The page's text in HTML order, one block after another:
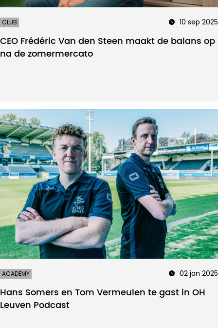
CLUB 10 sep 2025
CEO Frédéric Van den Steen maakt de balans op
na de zomermercato
ACADEMY 02 jan 2025
Hans Somers en Tom Vermeulen te gast in OH
Leuven Podcast